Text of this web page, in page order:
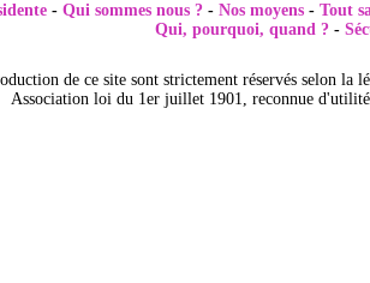
- Qui sommes nous ?- Nos moyens- Tout
Qui, pourquoi, quand ? -
de ce site sont strictement réservés selon
Association loi du 1er juillet 1901, reconnue